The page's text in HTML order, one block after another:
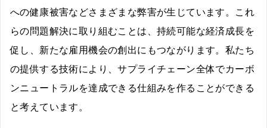
への健康被害などさまざまな弊害が生じています。これ
らの問題解決に取り組むことは、持続可能な経済成長を
促し、新たな雇用機会の創出にもつながります。私たち
の提供する技術により、サプライチェーン全体でカーボ
ンニュートラルを達成できる仕組みを作ることができる
と考えています。